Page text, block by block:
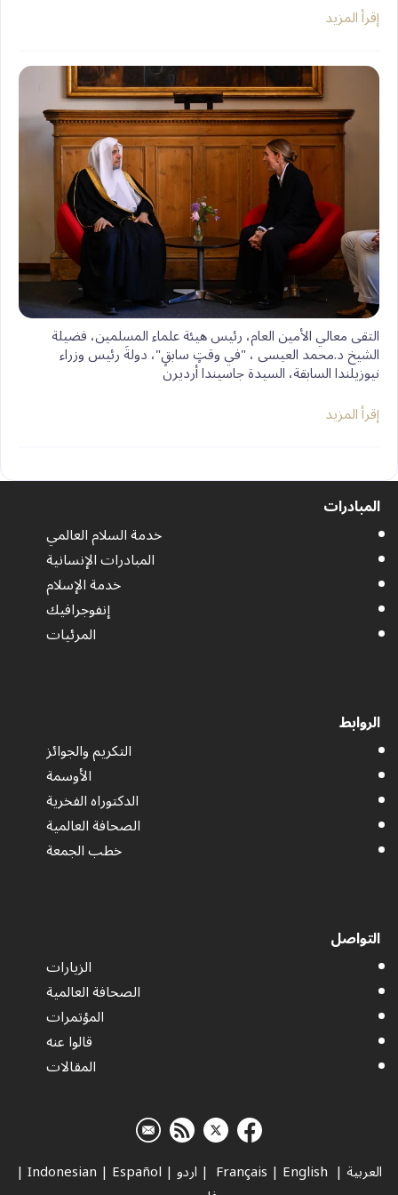
إقرأ المزيد
التقى معالي الأمين العام، رئيس هيئة علماء المسلمين، فضيلة
الشيخ د.⁧‫محمد العيسى‬⁩ ‬⁩، "في وقتٍ سابقٍ"، دولةَ رئيس وزراء
نيوزيلندا السابقة، السيدة جاسيندا أرديرن
إقرأ المزيد
المبادرات
خدمة السلام العالمي
المبادرات الإنسانية
خدمة الإسلام
إنفوجرافيك
المرئيات
الروابط
التكريم والجوائز
الأوسمة
الدكتوراه الفخرية
الصحافة العالمية
خطب الجمعة
التواصل
الزيارات
الصحافة العالمية
المؤتمرات
قالوا عنه
المقالات
العربية |
| English
| اردو |
Indonesian | Español
|